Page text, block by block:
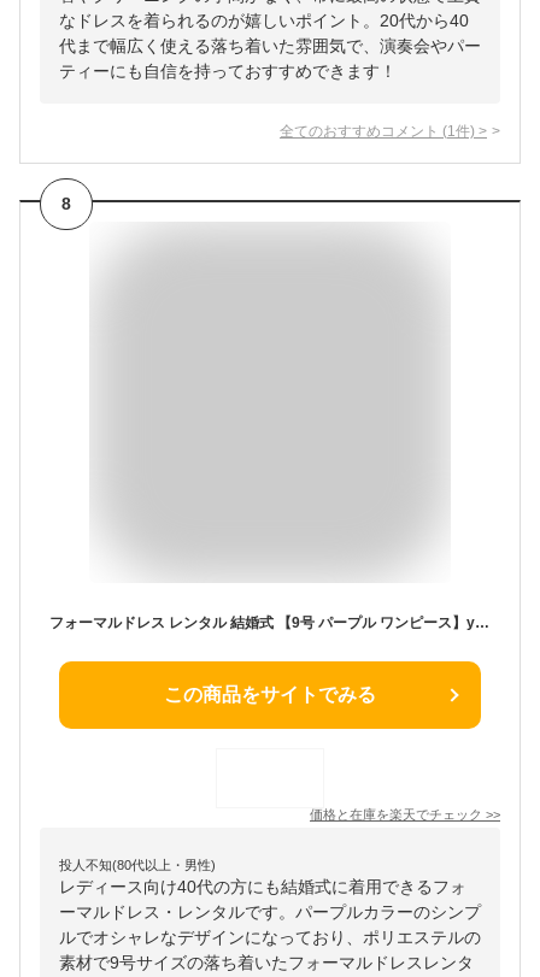
なドレスを着られるのが嬉しいポイント。20代から40
代まで幅広く使える落ち着いた雰囲気で、演奏会やパー
ティーにも自信を持っておすすめできます！
全てのおすすめコメント (1 件) >
8
フォーマルドレス レンタル 結婚式 【9号 パープル ワンピース】yg-343 フォーマルドレス 結婚式 ミセス ゲストドレス 演奏会 発表会 パーティー お呼ばれ 服装 20代 30代 40代【送料無料】【レンタル】
この商品をサイトでみる
価格と在庫を楽天でチェック >>
投人不知(80代以上・男性)
レディース向け40代の方にも結婚式に着用できるフォ
ーマルドレス・レンタルです。パープルカラーのシンプ
ルでオシャレなデザインになっており、ポリエステルの
素材で9号サイズの落ち着いたフォーマルドレスレンタ